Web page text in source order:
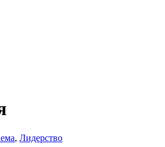
, Лидерство